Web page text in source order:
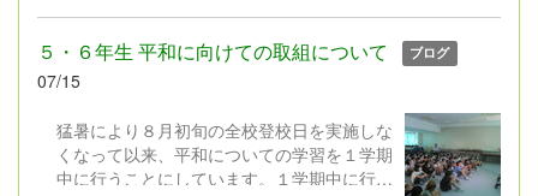
16:30）には、取り組んだ「１人１挑戦」を
紹介する作品展を実施します。保護者の皆
紙芝居を工夫を凝らして読み聞かせしてくだ
さいます。子どもたちは、もうくぎ付け！
そして、図書委員会の児童や学校職員
も、図書ボランティアさんと一緒に読み聞か
せＤａｙは、９月２４日（木）からスター
ト。またステキな本やお話と出会えますよう
に。
５・６年生 平和に向けての取組について ブログ
07/15
猛暑により８月初旬の全校登校日を実施しな
くなって以来、平和についての学習を１学期
中に行うことにしています。１学期中に行う